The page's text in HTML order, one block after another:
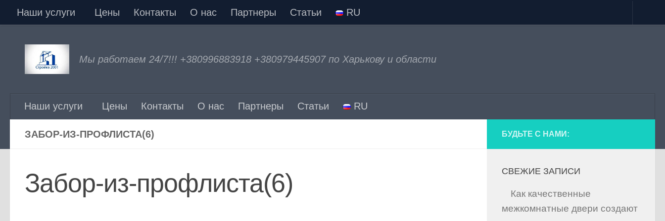
Перейти к содержимому
Наши услуги Цены Контакты О нас Партнеры Статьи RU
Мы работаем 24/7!!! +380996883918 +380979445907 по Харькову и области
Наши услуги Цены Контакты О нас Партнеры Статьи RU
ЗАБОР-ИЗ-ПРОФЛИСТА(6)
Забор-из-профлиста(6)
БУДЬТЕ С НАМИ:
СВЕЖИЕ ЗАПИСИ
Как качественные
межкомнатные двери создают